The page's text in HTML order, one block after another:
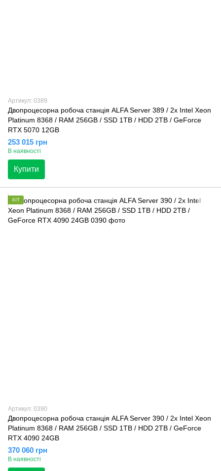
Артикул: 0389
Двопроцесорна робоча станція ALFA Server 389 / 2x Intel Xeon
Platinum 8368 / RAM 256GB / SSD 1TB / HDD 2TB / GeForce
RTX 5070 12GB
253 015 грн
В наявності
Купити
ХІТ
Артикул: 0390
Двопроцесорна робоча станція ALFA Server 390 / 2x Intel Xeon
Platinum 8368 / RAM 256GB / SSD 1TB / HDD 2TB / GeForce
RTX 4090 24GB
370 060 грн
В наявності